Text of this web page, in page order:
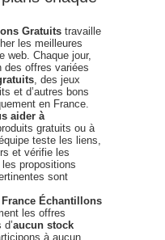
Gratuits travaille
les meilleures
web. Chaque jour,
des offres variées
, des jeux
et d’autres bons
en France.
aider à
gratuits ou à
teste les liens,
et vérifie les
propositions
sont
France Échantillons
les offres
aucun stock
à aucun